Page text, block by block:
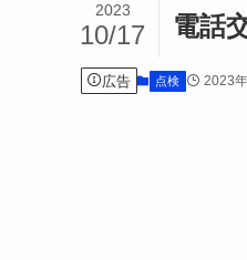
電話
2023
10/17
広告 点検 2023